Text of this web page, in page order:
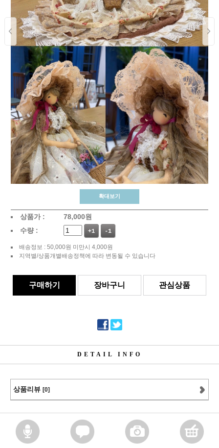
확대보기
상품가 : 78,000원
수량 :
+1 -1
배송정보 : 50,000원 미만시 4,000원
지역별/상품개별배송정책에 따라 변동될 수 있습니다
구매하기 장바구니 관심상품
DETAIL INFO
상품리뷰 [0]